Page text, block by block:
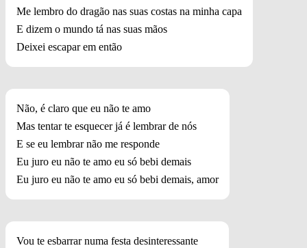
Me lembro do dragão nas suas costas na minha capa
E dizem o mundo tá nas suas mãos
Deixei escapar em então
Não, é claro que eu não te amo
Mas tentar te esquecer já é lembrar de nós
E se eu lembrar não me responde
Eu juro eu não te amo eu só bebi demais
Eu juro eu não te amo eu só bebi demais, amor
Vou te esbarrar numa festa desinteressante